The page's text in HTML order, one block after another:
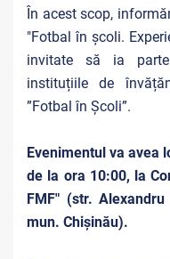
În acest scop,
"Fotbal în școli.
invitate să ia
instituțiile de
”Fotbal în Școli”.
Evenimentul va avea
de la ora 10:00, la
FMF" (str.
mun. Chișinău).